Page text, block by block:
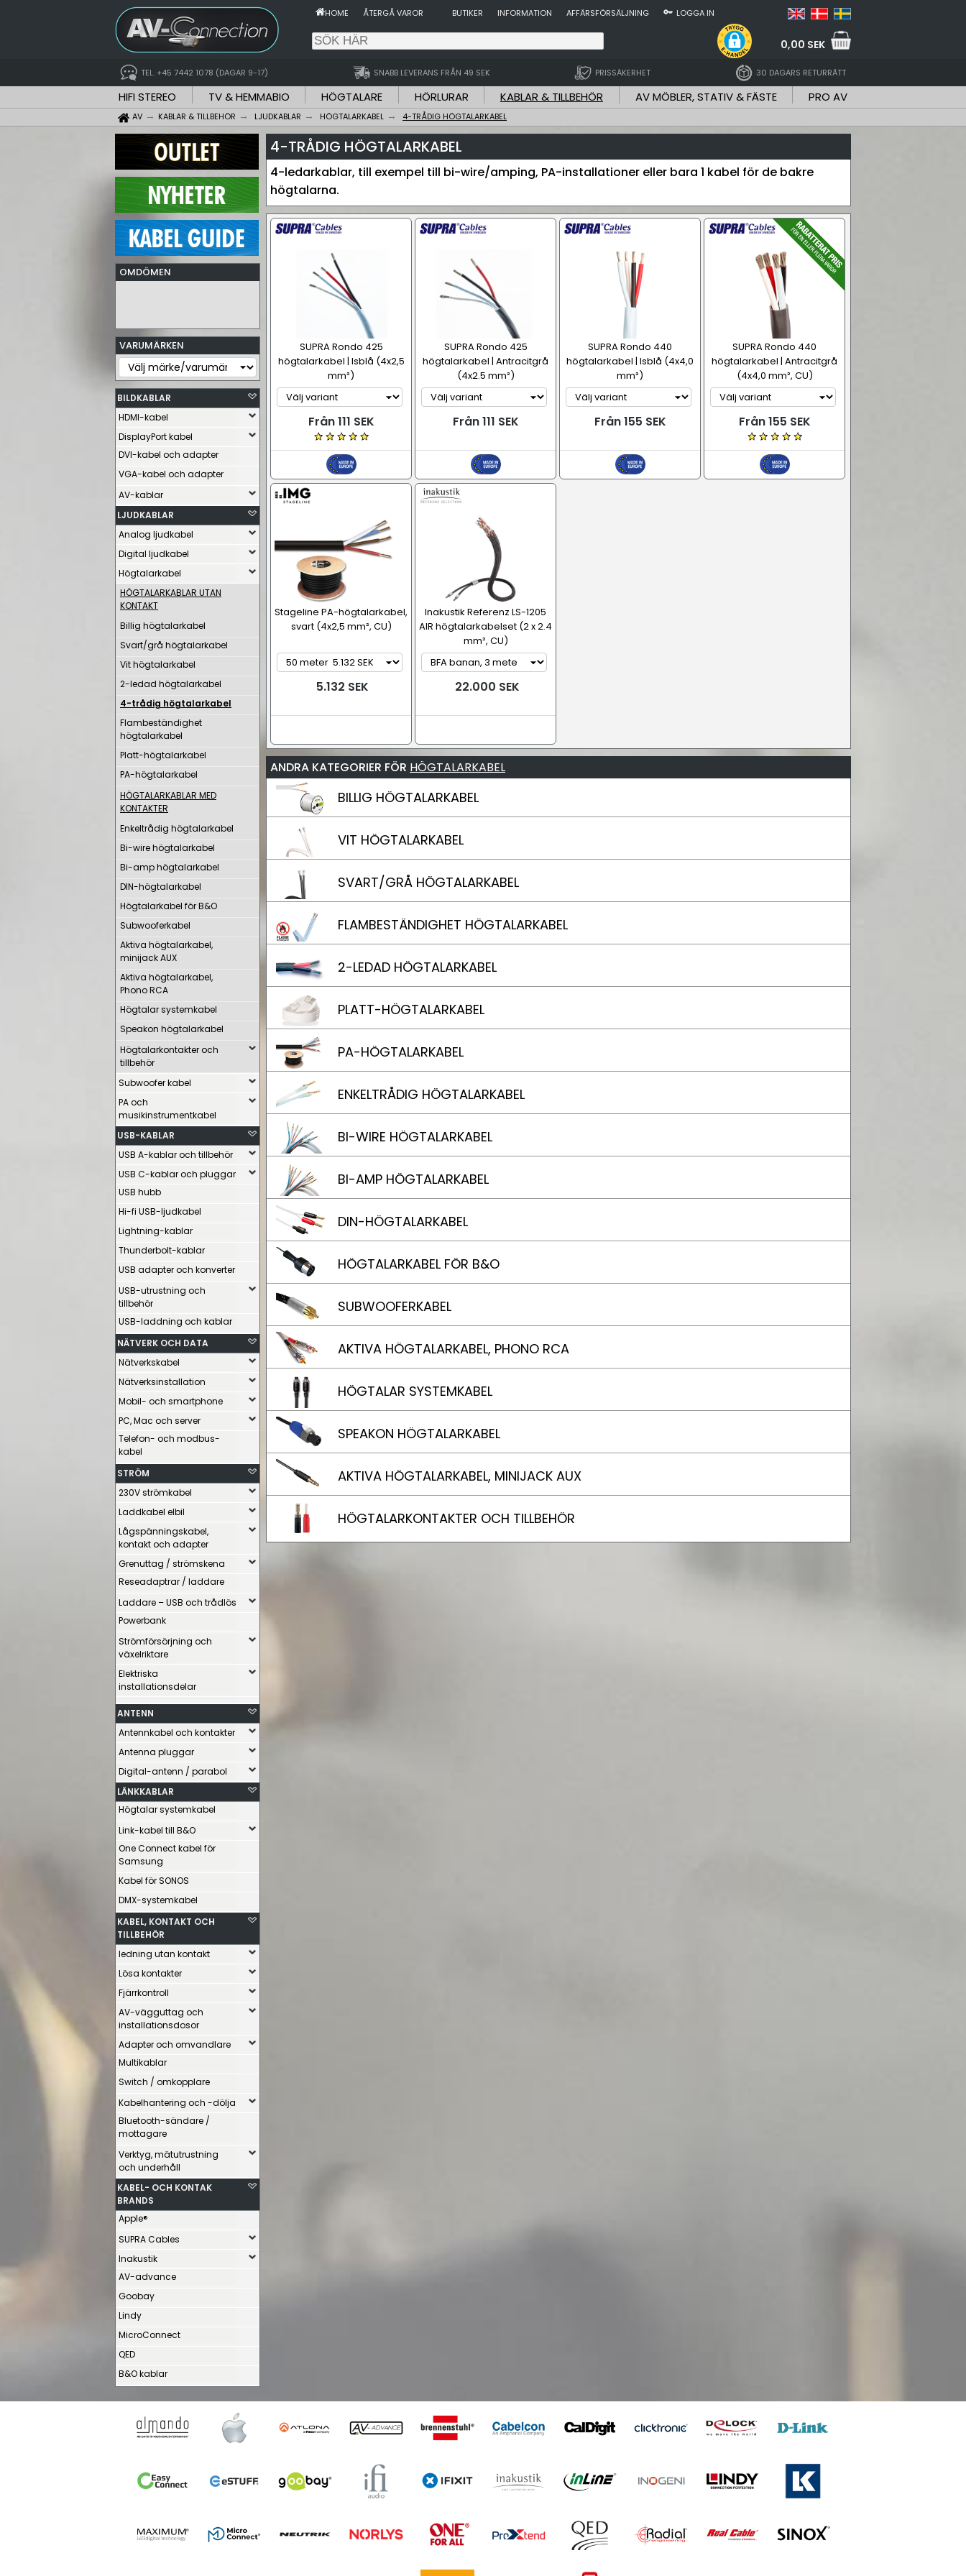
HOME ÅTERGÅ VAROR BUTIKER INFORMATION AFFÄRSFÖRSÄLJNING LOGGA IN
0,00 SEK
TEL. +45 7442 1078 (DAGAR 9-17) SNABB LEVERANS FRÅN 49 SEK PRISSÄKERHET 30 DAGARS RETURRÄTT
HIFI STEREO TV & HEMMABIO HÖGTALARE HÖRLURAR KABLAR & TILLBEHÖR AV MÖBLER, STATIV & FÄSTE PRO AV
AV KABLAR & TILLBEHÖR LJUDKABLAR HÖGTALARKABEL 4-TRÅDIG HÖGTALARKABEL
OMDÖMEN
VARUMÄRKEN
BILDKABLAR
HDMI-kabel
DisplayPort kabel
DVI-kabel och adapter
VGA-kabel och adapter
AV-kablar
LJUDKABLAR
Analog ljudkabel
Digital ljudkabel
Högtalarkabel
HÖGTALARKABLAR UTAN
KONTAKT
Billig högtalarkabel
Svart/grå högtalarkabel
Vit högtalarkabel
2-ledad högtalarkabel
4-trådig högtalarkabel
Flambeständighet
högtalarkabel
Platt-högtalarkabel
PA-högtalarkabel
HÖGTALARKABLAR MED
KONTAKTER
Enkeltrådig högtalarkabel
Bi-wire högtalarkabel
Bi-amp högtalarkabel
DIN-högtalarkabel
Högtalarkabel för B&O
Subwooferkabel
Aktiva högtalarkabel,
minijack AUX
Aktiva högtalarkabel,
Phono RCA
Högtalar systemkabel
Speakon högtalarkabel
Högtalarkontakter och
tillbehör
Subwoofer kabel
PA och
musikinstrumentkabel
USB-KABLAR
USB A-kablar och tillbehör
USB C-kablar och pluggar
USB hubb
Hi-fi USB-ljudkabel
Lightning-kablar
Thunderbolt-kablar
USB adapter och konverter
USB-utrustning och
tillbehör
USB-laddning och kablar
NÄTVERK OCH DATA
Nätverkskabel
Nätverksinstallation
Mobil- och smartphone
PC, Mac och server
Telefon- och modbus-
kabel
STRÖM
230V strömkabel
Laddkabel elbil
Lågspänningskabel,
kontakt och adapter
Grenuttag / strömskena
Reseadaptrar / laddare
Laddare – USB och trådlös
Powerbank
Strömförsörjning och
växelriktare
Elektriska
installationsdelar
ANTENN
Antennkabel och kontakter
Antenna pluggar
Digital-antenn / parabol
LÄNKKABLAR
Högtalar systemkabel
Link-kabel till B&O
One Connect kabel för
Samsung
Kabel för SONOS
DMX-systemkabel
KABEL, KONTAKT OCH
TILLBEHÖR
ledning utan kontakt
Lösa kontakter
Fjärrkontroll
AV-vägguttag och
installationsdosor
Adapter och omvandlare
Multikablar
Switch / omkopplare
Kabelhantering och -dölja
Bluetooth-sändare /
mottagare
Verktyg, mätutrustning
och underhåll
KABEL- OCH KONTAK
BRANDS
Apple®
SUPRA Cables
Inakustik
AV-advance
Goobay
Lindy
MicroConnect
QED
B&O kablar
4-TRÅDIG HÖGTALARKABEL
4-ledarkablar, till exempel till bi-wire/amping, PA-installationer eller bara 1 kabel för de bakre
högtalarna.
SUPRA Rondo 425
högtalarkabel | Isblå (4x2,5
mm²)
Från 111 SEK
SUPRA Rondo 425
högtalarkabel | Antracitgrå
(4x2.5 mm²)
Från 111 SEK
SUPRA Rondo 440
högtalarkabel | Isblå (4x4,0
mm²)
Från 155 SEK
SUPRA Rondo 440
högtalarkabel | Antracitgrå
(4x4,0 mm², CU)
Från 155 SEK
Stageline PA-högtalarkabel,
svart (4x2,5 mm², CU)
5.132 SEK
Inakustik Referenz LS-1205
AIR högtalarkabelset (2 x 2.4
mm², CU)
22.000 SEK
ANDRA KATEGORIER FÖR HÖGTALARKABEL
BILLIG HÖGTALARKABEL
VIT HÖGTALARKABEL
SVART/GRÅ HÖGTALARKABEL
FLAMBESTÄNDIGHET HÖGTALARKABEL
2-LEDAD HÖGTALARKABEL
PLATT-HÖGTALARKABEL
PA-HÖGTALARKABEL
ENKELTRÅDIG HÖGTALARKABEL
BI-WIRE HÖGTALARKABEL
BI-AMP HÖGTALARKABEL
DIN-HÖGTALARKABEL
HÖGTALARKABEL FÖR B&O
SUBWOOFERKABEL
AKTIVA HÖGTALARKABEL, PHONO RCA
HÖGTALAR SYSTEMKABEL
SPEAKON HÖGTALARKABEL
AKTIVA HÖGTALARKABEL, MINIJACK AUX
HÖGTALARKONTAKTER OCH TILLBEHÖR